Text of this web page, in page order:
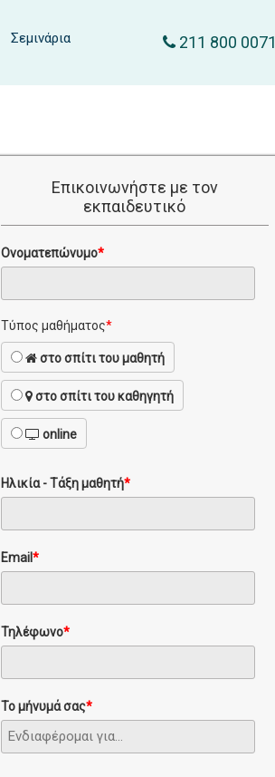
Σεμινάρια 211 800 0071
Επικοινωνήστε με τον
εκπαιδευτικό
Ονοματεπώνυμο*
Τύπος μαθήματος*
στο σπίτι του μαθητή
στο σπίτι του καθηγητή
online
Ηλικία - Τάξη μαθητή*
Email*
Τηλέφωνο*
Το μήνυμά σας*